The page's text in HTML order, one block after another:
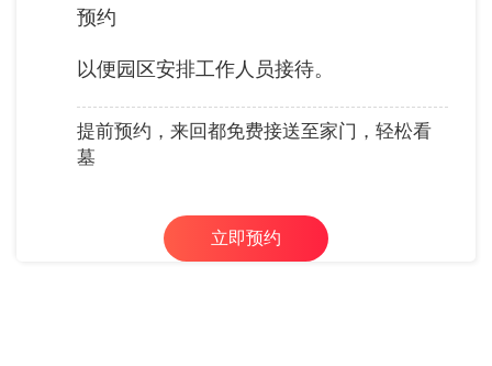
预约
以便园区安排工作人员接待。
提前预约，来回都免费接送至家门，轻松看
墓
立即预约